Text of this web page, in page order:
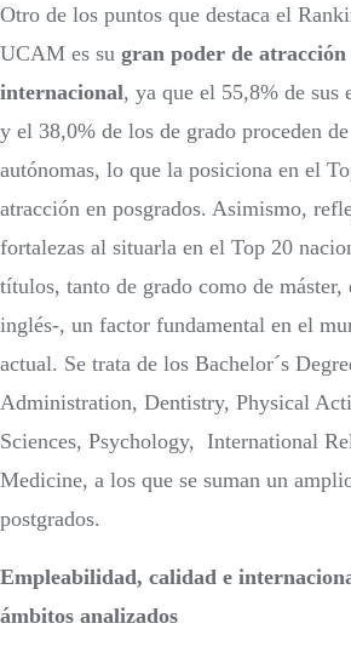
Otro de los puntos que destaca el
UCAM es su gran poder de atracción
internacional, ya que el 55,8% de sus
y el 38,0% de los de grado proceden
autónomas, lo que la posiciona en el
atracción en posgrados. Asimismo,
fortalezas al situarla en el Top 20
títulos, tanto de grado como de
inglés-, un factor fundamental en el
actual. Se trata de los Bachelor´s
Administration, Dentistry, Physical
Sciences, Psychology, International
Medicine, a los que se suman un
postgrados.
Empleabilidad, calidad e
ámbitos analizados